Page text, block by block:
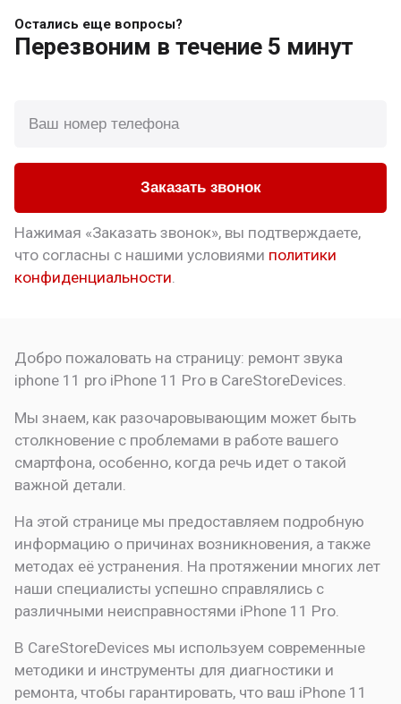
Остались еще вопросы?
Перезвоним в течение 5 минут
Заказать звонок
Нажимая «Заказать звонок», вы подтверждаете,
что согласны с нашими условиями политики
конфиденциальности.
Добро пожаловать на страницу: ремонт звука
iphone 11 pro iPhone 11 Pro в CareStoreDevices.
Мы знаем, как разочаровывающим может быть
столкновение с проблемами в работе вашего
смартфона, особенно, когда речь идет о такой
важной детали.
На этой странице мы предоставляем подробную
информацию о причинах возникновения, а также
методах её устранения. На протяжении многих лет
наши специалисты успешно справлялись с
различными неисправностями iPhone 11 Pro.
В CareStoreDevices мы используем современные
методики и инструменты для диагностики и
ремонта, чтобы гарантировать, что ваш iPhone 11